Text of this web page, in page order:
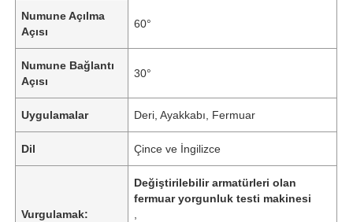
Numune Açılma
Açısı
60°
Numune Bağlantı
Açısı
30°
Uygulamalar Deri, Ayakkabı, Fermuar
Dil Çince ve İngilizce
Vurgulamak:
Değiştirilebilir armatürleri olan
fermuar yorgunluk testi makinesi